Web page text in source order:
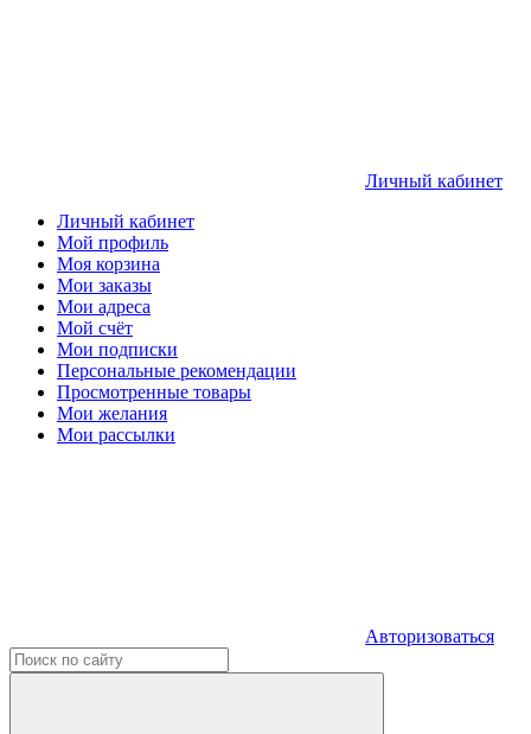
Личный кабинет
Личный кабинет
Мой профиль
Моя корзина
Мои заказы
Мои адреса
Мой счёт
Мои подписки
Персональные рекомендации
Просмотренные товары
Мои желания
Мои рассылки
Авторизоваться